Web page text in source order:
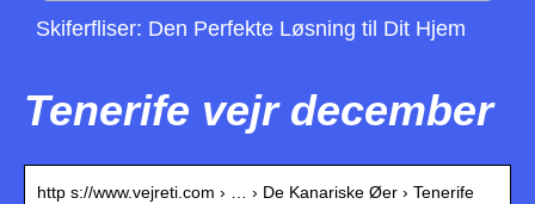
Skiferfliser: Den Perfekte Løsning til Dit Hjem
Tenerife vejr december
http s://www.vejreti.com › … › De Kanariske Øer › Tenerife